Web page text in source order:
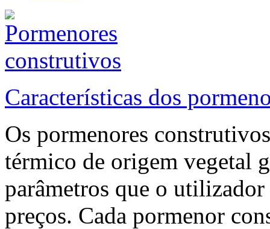
Características dos
Os pormenores
térmico de origem vegetal
parâmetros que o
preços. Cada pormenor